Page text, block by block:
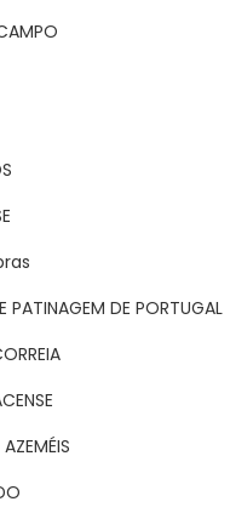
PATINAGEM DE PORTUGAL